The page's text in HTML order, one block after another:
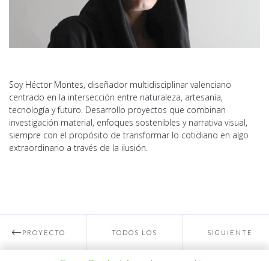
Soy Héctor Montes, diseñador multidisciplinar valenciano
centrado en la intersección entre naturaleza, artesanía,
tecnología y futuro. Desarrollo proyectos que combinan
investigación material, enfoques sostenibles y narrativa visual,
siempre con el propósito de transformar lo cotidiano en algo
extraordinario a través de la ilusión.
PROYECTO TODOS LOS SIGUIENTE